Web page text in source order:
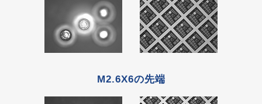
M2.6X6の先端